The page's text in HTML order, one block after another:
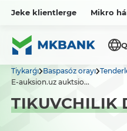
Jeke klientlerge Mikro
Tiykarǵı Baspasóz orayı
E-auksion.uz auktsio...
TIKUVCHILIK